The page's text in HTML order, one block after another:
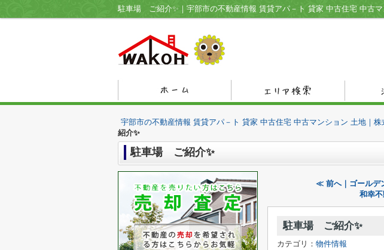
駐車場 ご紹介✨｜宇部市の不動産情報 賃貸アパ－ト 貸家 中古住宅 中古
宇部市の不動産情報 賃貸アパ－ト 貸家 中古住宅 中古マンション 土地｜
紹介✨
駐車場 ご紹介✨
≪ 前へ｜ゴールデ
和幸
駐車場 ご紹介✨
カテゴリ： 物件情報